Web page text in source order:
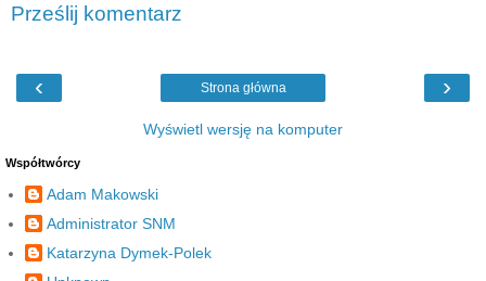
Prześlij komentarz
‹ ›
Strona główna
Wyświetl wersję na komputer
Współtwórcy
Adam Makowski
Administrator SNM
Katarzyna Dymek-Polek